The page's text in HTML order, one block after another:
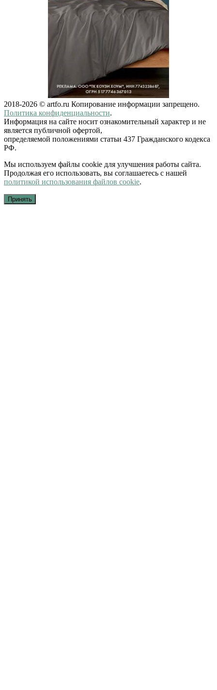
2018-2026 © artfo.ru Копирование информации запрещено.
Политика конфиденциальности.
Информация на сайте носит ознакомительный характер и не
является публичной офертой,
определяемой положениями статьи 437 Гражданского кодекса
РФ.
Мы используем файлы cookie для улучшения работы сайта.
Продолжая его использовать, вы соглашаетесь с нашей
политикой использования файлов cookie.
Принять